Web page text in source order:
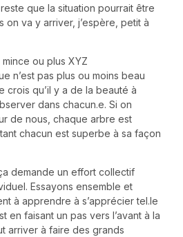
que la situation pourrait être
on va y arriver, j’espère, petit à
ou plus XYZ
n’est pas plus ou moins beau
crois qu’il y a de la beauté à
dans chacun.e. Si on
de nous, chaque arbre est
chacun est superbe à sa façon
demande un effort collectif
Essayons ensemble et
à apprendre à s’apprécier tel.le
en faisant un pas vers l’avant à la
arriver à faire des grands